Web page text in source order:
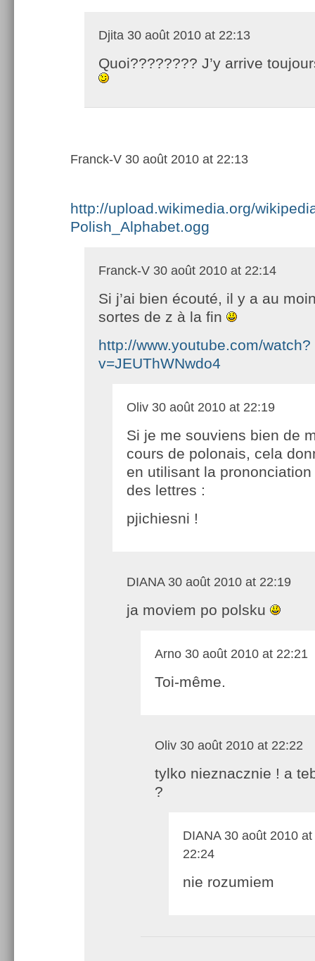
Djita 30 août 2010 at 22:13
Quoi???????? J’y arrive
Franck-V 30 août 2010 at 22:13
http://upload.wikimedia.org/
Polish_Alphabet.ogg
Franck-V 30 août 2010 at 22:14
Si j’ai bien écouté, il y a au
sortes de z à la fin
http://www.youtube.com/watch?
v=JEUThWNwdo4
Oliv 30 août 2010 at 22:19
Si je me souviens bien de
cours de polonais, cela
en utilisant la
des lettres :
pjichiesni !
DIANA30 août 2010 at 22:19
ja moviem po polsku
Arno 30 août 2010 at 22:21
Toi-même.
Oliv 30 août 2010 at 22:22
tylko nieznacznie ! a
?
DIANA30 août 2010 at
22:24
nie rozumiem